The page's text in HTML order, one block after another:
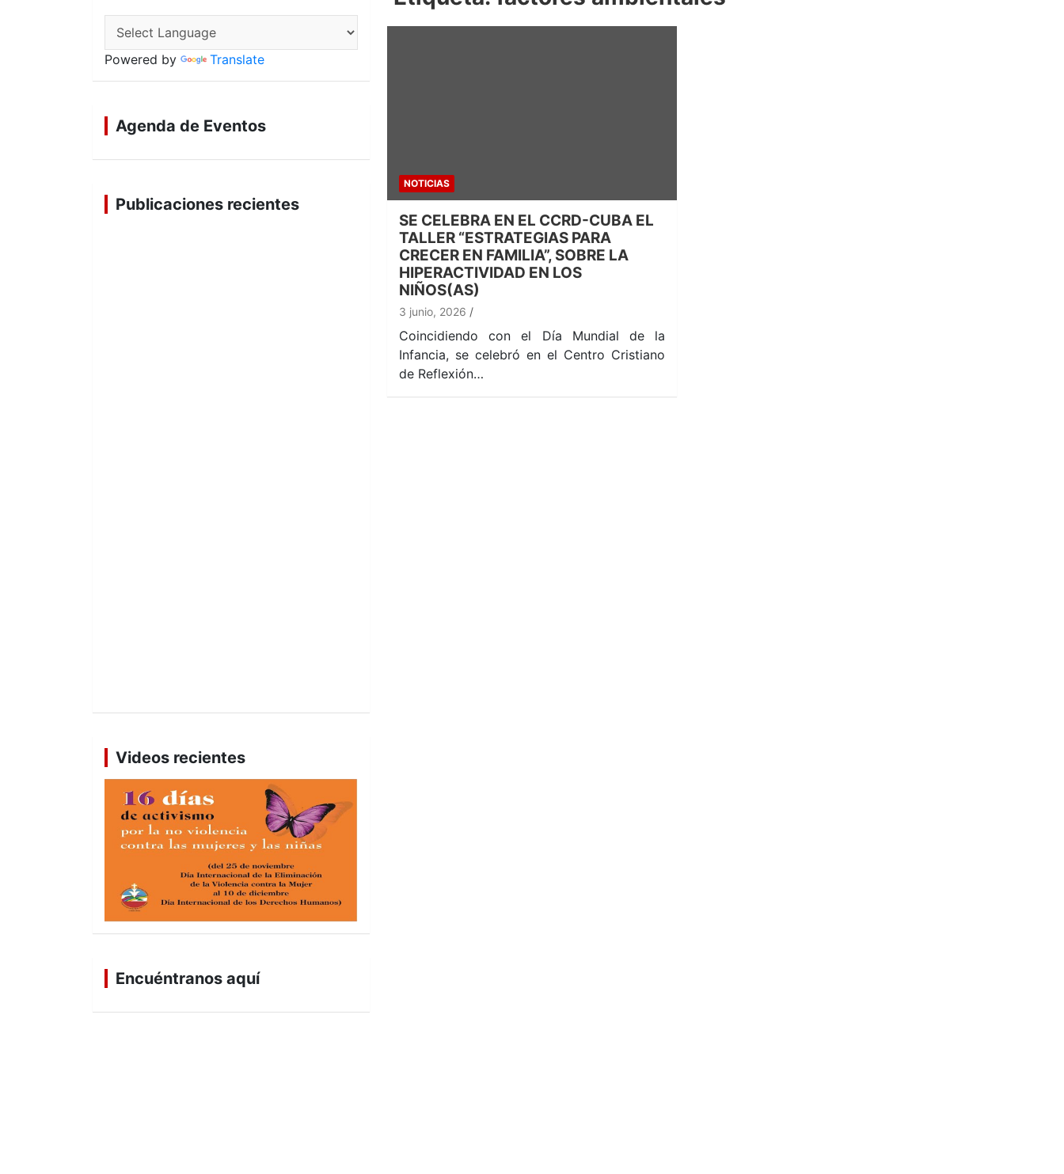
NOTICIAS
SE CELEBRA EN EL CCRD-CUBA EL
TALLER “ESTRATEGIAS PARA
CRECER EN FAMILIA”, SOBRE LA
HIPERACTIVIDAD EN LOS
NIÑOS(AS)
3 junio, 2026
Coincidiendo con el Día Mundial de la
Infancia, se celebró en el Centro Cristiano
de Reflexión…
Powered by Translate
Agenda de Eventos
Publicaciones recientes
Videos recientes
Encuéntranos aquí